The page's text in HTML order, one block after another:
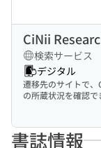
CiNii
検索サービス
デジタル
遷移先のサイトで
の所蔵状況を確認で
書誌情報